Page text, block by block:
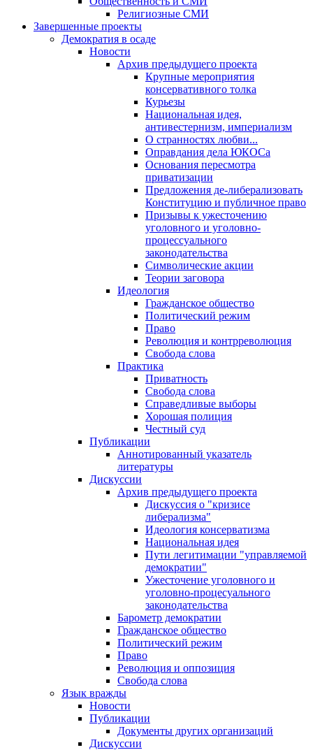
Религиозные СМИ
Завершенные проекты
Демократия в осаде
Новости
Архив предыдущего проекта
Крупные мероприятия
консервативного толка
Курьезы
Национальная идея,
антивестернизм, империализм
О странностях любви...
Оправдания дела ЮКОСа
Основания пересмотра
приватизации
Предложения де-либерализовать
Конституцию и публичное право
Призывы к ужесточению
уголовного и уголовно-
процессуального
законодательства
Символические акции
Теории заговора
Идеология
Гражданское общество
Политический режим
Право
Революция и контрреволюция
Свобода слова
Практика
Приватность
Свобода слова
Справедливые выборы
Хорошая полиция
Честный суд
Публикации
Аннотированный указатель
литературы
Дискуссии
Архив предыдущего проекта
Дискуссия о "кризисе
либерализма"
Идеология консерватизма
Национальная идея
Пути легитимации "управляемой
демократии"
Ужесточение уголовного и
уголовно-процесуального
законодательства
Барометр демократии
Гражданское общество
Политический режим
Право
Революция и оппозиция
Свобода слова
Язык вражды
Новости
Публикации
Документы других организаций
Дискуссии